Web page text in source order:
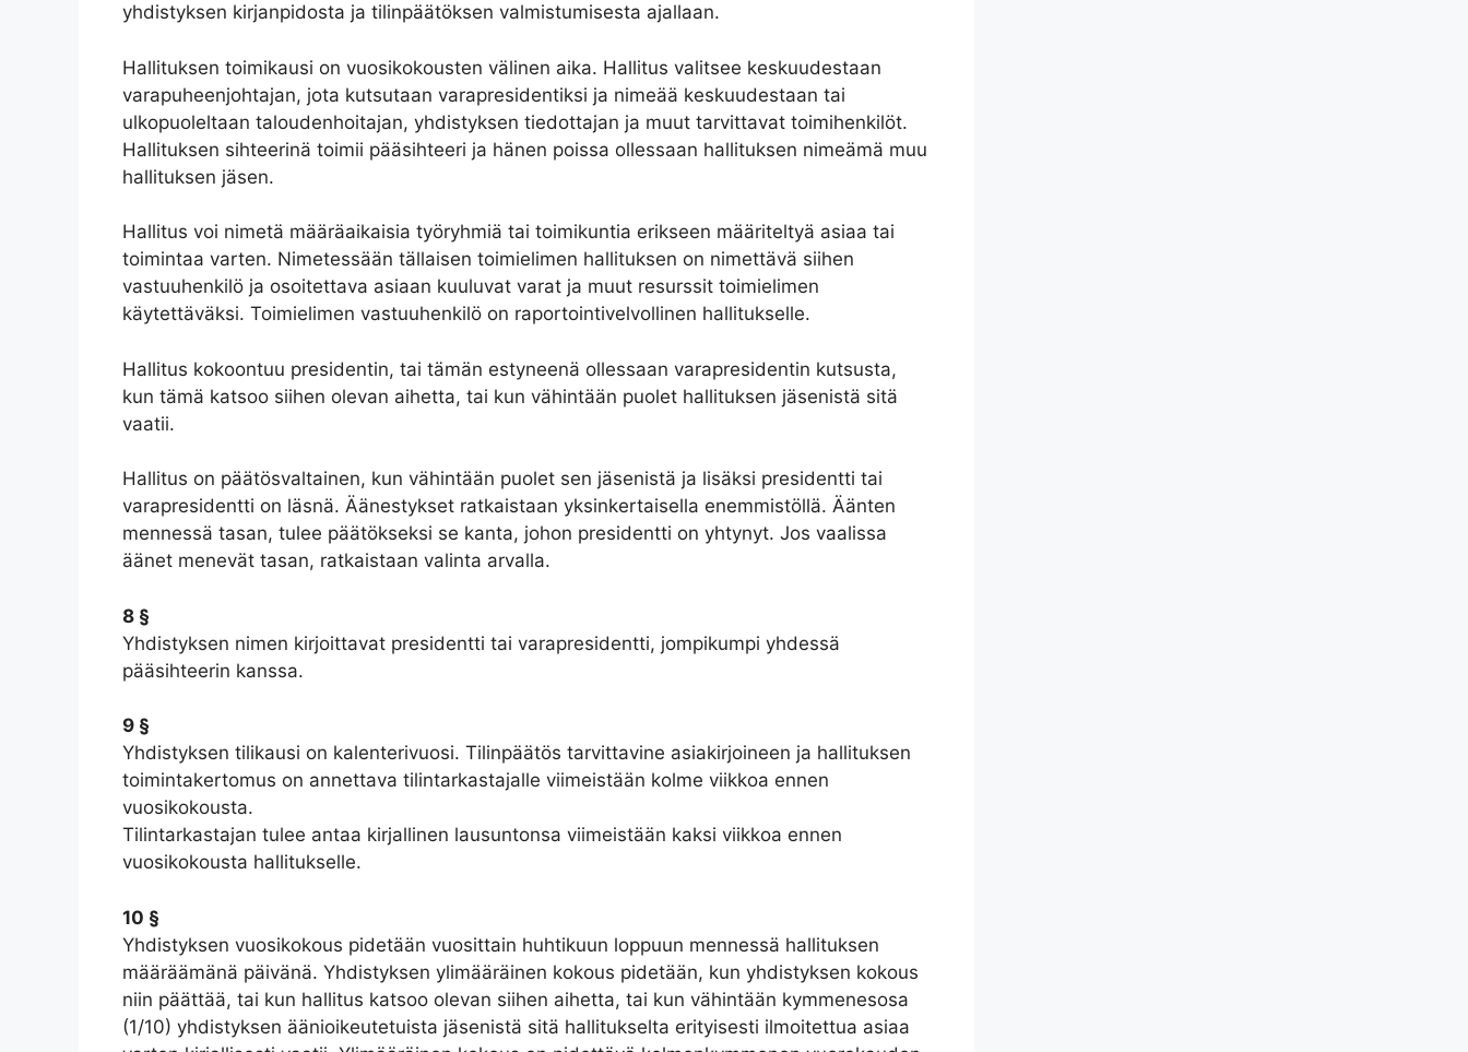
yhdistyksen kirjanpidosta ja tilinpäätöksen valmistumisesta ajallaan.
Hallituksen toimikausi on vuosikokousten välinen aika. Hallitus valitsee keskuudestaan
varapuheenjohtajan, jota kutsutaan varapresidentiksi ja nimeää keskuudestaan tai
ulkopuoleltaan taloudenhoitajan, yhdistyksen tiedottajan ja muut tarvittavat toimihenkilöt.
Hallituksen sihteerinä toimii pääsihteeri ja hänen poissa ollessaan hallituksen nimeämä muu
hallituksen jäsen.
Hallitus voi nimetä määräaikaisia työryhmiä tai toimikuntia erikseen määriteltyä asiaa tai
toimintaa varten. Nimetessään tällaisen toimielimen hallituksen on nimettävä siihen
vastuuhenkilö ja osoitettava asiaan kuuluvat varat ja muut resurssit toimielimen
käytettäväksi. Toimielimen vastuuhenkilö on raportointivelvollinen hallitukselle.
Hallitus kokoontuu presidentin, tai tämän estyneenä ollessaan varapresidentin kutsusta,
kun tämä katsoo siihen olevan aihetta, tai kun vähintään puolet hallituksen jäsenistä sitä
vaatii.
Hallitus on päätösvaltainen, kun vähintään puolet sen jäsenistä ja lisäksi presidentti tai
varapresidentti on läsnä. Äänestykset ratkaistaan yksinkertaisella enemmistöllä. Äänten
mennessä tasan, tulee päätökseksi se kanta, johon presidentti on yhtynyt. Jos vaalissa
äänet menevät tasan, ratkaistaan valinta arvalla.
8 §
Yhdistyksen nimen kirjoittavat presidentti tai varapresidentti, jompikumpi yhdessä
pääsihteerin kanssa.
9 §
Yhdistyksen tilikausi on kalenterivuosi. Tilinpäätös tarvittavine asiakirjoineen ja hallituksen
toimintakertomus on annettava tilintarkastajalle viimeistään kolme viikkoa ennen
vuosikokousta.
Tilintarkastajan tulee antaa kirjallinen lausuntonsa viimeistään kaksi viikkoa ennen
vuosikokousta hallitukselle.
10 §
Yhdistyksen vuosikokous pidetään vuosittain huhtikuun loppuun mennessä hallituksen
määräämänä päivänä. Yhdistyksen ylimääräinen kokous pidetään, kun yhdistyksen kokous
niin päättää, tai kun hallitus katsoo olevan siihen aihetta, tai kun vähintään kymmenesosa
(1/10) yhdistyksen äänioikeutetuista jäsenistä sitä hallitukselta erityisesti ilmoitettua asiaa